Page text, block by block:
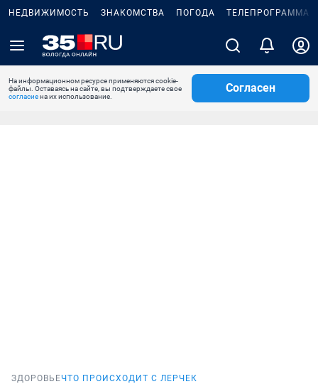
НЕДВИЖИМОСТЬ ЗНАКОМСТВА ПОГОДА ТЕЛЕПРОГРАММА
На информационном ресурсе применяются cookie-
файлы. Оставаясь на сайте, вы подтверждаете свое
согласиена их использование.
Согласен
ЗДОРОВЬЕЧТО ПРОИСХОДИТ С ЛЕРЧЕК